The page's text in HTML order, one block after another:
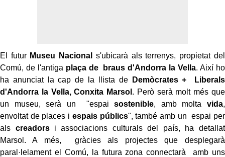
El futur Museu Nacional s'ubicarà als terrenys, propietat del
Comú, de l'antiga plaça de braus d'Andorra la Vella. Així ho
ha anunciat la cap de la llista de
Demòcrates + Liberals
d'Andorra la Vella, Conxita Marsol . Però serà molt més que
un museu, serà un "espaisostenible, amb molta vida,
envoltat de places i espais públics", també amb un espai per
als creadors i associacions culturals del país, ha detallat
Marsol. A més, gràcies als projectes que desplegarà
paral·lelament el Comú, la futura zona connectarà amb uns